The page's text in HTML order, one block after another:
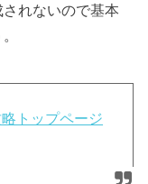
れないので基本
トップページ